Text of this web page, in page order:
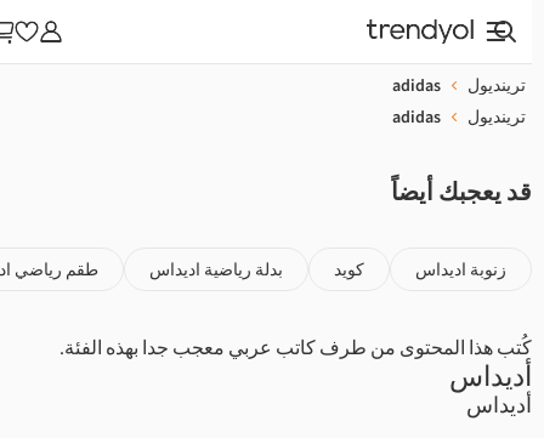
ترينديول
adidas
ترينديول
adidas
قد يعجبك أيضاً
زنوبة اديداس كويد بدلة رياضية اديداس طقم رياضي
كُتب هذا المحتوى من طرف كاتب عربي معجب جدا بهذه الفئة.
أديداس
أديداس